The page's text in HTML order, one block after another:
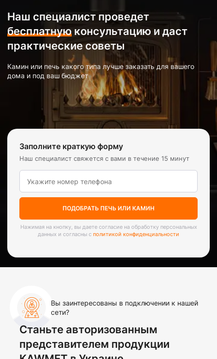
Наш специалист проведет
бесплатную консультацию и даст
практические советы
Камин или печь какого типа лучше заказать для вашего
дома и под ваш бюджет
Заполните краткую форму
Наш специалист свяжется с вами в течение 15 минут
ПОДОБРАТЬ ПЕЧЬ ИЛИ КАМИН
Нажимая на кнопку, вы даете согласие на обработку персональных
данных и согласны с политикой конфиденциальности
Вы заинтересованы в подключении к нашей
сети?
Станьте авторизованным
представителем продукции